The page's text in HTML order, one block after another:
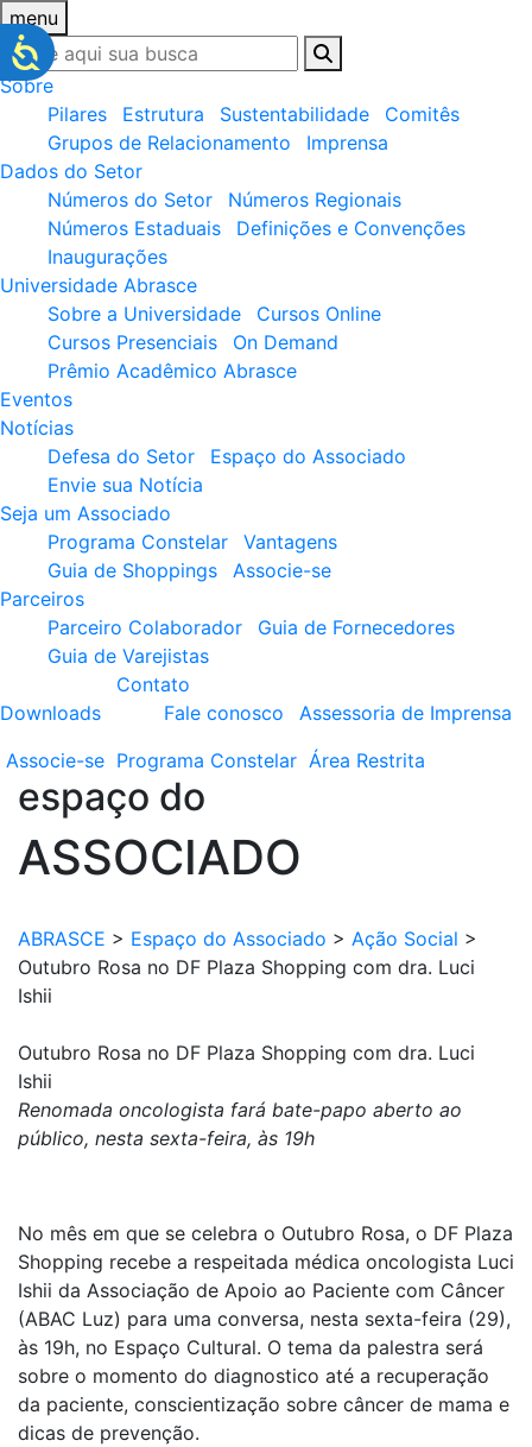
menu
Sobre
Pilares
Estrutura Sustentabilidade
Comitês
Grupos de Relacionamento
Imprensa
Dados do Setor
Números do Setor
Números Regionais
Números Estaduais
Definições e Convenções
Inaugurações
Universidade Abrasce
Sobre a Universidade
Cursos Online
Cursos Presenciais
On Demand
Prêmio Acadêmico Abrasce
Eventos
Notícias
Defesa do Setor
Espaço do Associado
Envie sua Notícia
Seja um Associado
Programa Constelar
Vantagens
Guia de Shoppings
Associe-se
Parceiros
Parceiro Colaborador
Guia de Fornecedores
Guia de Varejistas
Downloads
Contato
Fale conosco
Assessoria de Imprensa
Associe-se Programa Constelar Área Restrita
espaço do
ASSOCIADO
ABRASCE > Espaço do Associado > Ação Social >
Outubro Rosa no DF Plaza Shopping com dra. Luci
Ishii
Outubro Rosa no DF Plaza Shopping com dra. Luci
Ishii
Renomada oncologista fará bate-papo aberto ao
público, nesta sexta-feira, às 19h
No mês em que se celebra o Outubro Rosa, o DF Plaza
Shopping recebe a respeitada médica oncologista Luci
Ishii da Associação de Apoio ao Paciente com Câncer
(ABAC Luz) para uma conversa, nesta sexta-feira (29),
às 19h, no Espaço Cultural. O tema da palestra será
sobre o momento do diagnostico até a recuperação
da paciente, conscientização sobre câncer de mama e
dicas de prevenção.